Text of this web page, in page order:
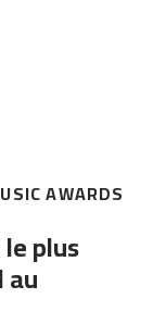
AWARDS
plus
au